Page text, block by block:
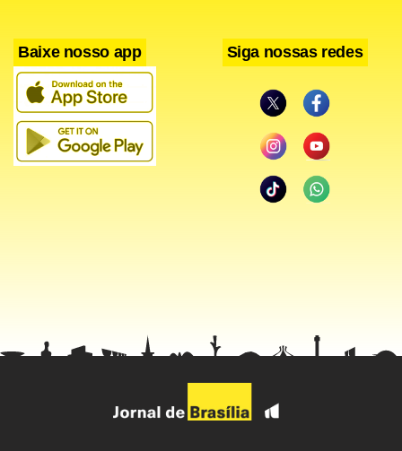
Baixe nosso app Siga nossas redes